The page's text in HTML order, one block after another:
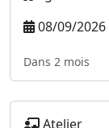
08/09/2026
Dans 2 mois
Atelier